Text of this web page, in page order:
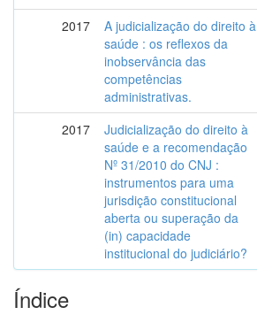
2017
A judicialização do direito à
saúde : os reflexos da
inobservância das
competências
administrativas.
2017
Judicialização do direito à
saúde e a recomendação
Nº 31/2010 do CNJ :
instrumentos para uma
jurisdição constitucional
aberta ou superação da
(in) capacidade
institucional do judiciário?
Índice